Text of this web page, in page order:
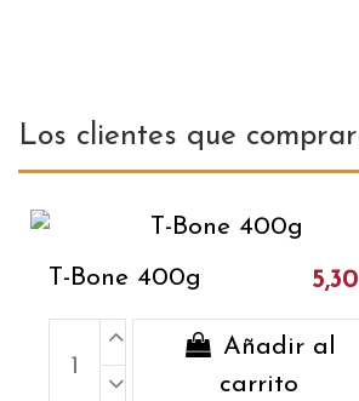
Los clientes que
T-Bone 400g
Añadir al
carrito